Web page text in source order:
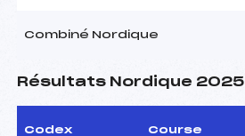
Combiné Nordique
Résultats Nordique 2025
Codex Course